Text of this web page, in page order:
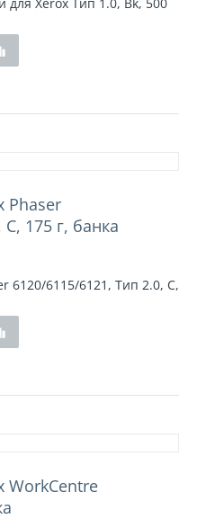
Phaser
175 г, банка
6120/6115/6121, Тип 2.0, C,
WorkCentre